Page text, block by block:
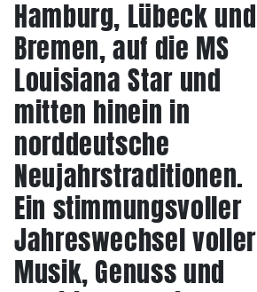
Hamburg, Lübeck und
Bremen, auf die MS
Louisiana Star und
mitten hinein in
norddeutsche
Neujahrstraditionen.
Ein stimmungsvoller
Jahreswechsel voller
Musik, Genuss und